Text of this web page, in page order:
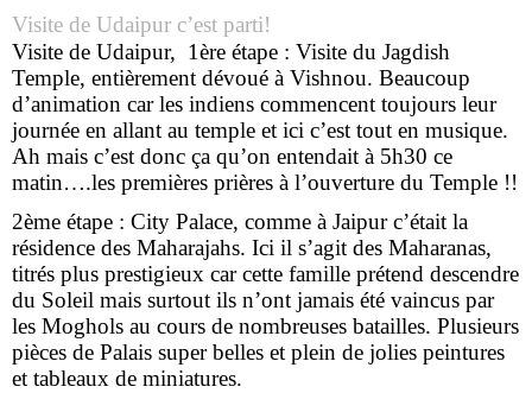
Visite de Udaipur c’est parti!
Visite de Udaipur, 1ère étape : Visite du Jagdish
Temple, entièrement dévoué à Vishnou. Beaucoup
d’animation car les indiens commencent toujours leur
journée en allant au temple et ici c’est tout en musique.
Ah mais c’est donc ça qu’on entendait à 5h30 ce
matin….les premières prières à l’ouverture du Temple !!
2ème étape : City Palace, comme à Jaipur c’était la
résidence des Maharajahs. Ici il s’agit des Maharanas,
titrés plus prestigieux car cette famille prétend descendre
du Soleil mais surtout ils n’ont jamais été vaincus par
les Moghols au cours de nombreuses batailles. Plusieurs
pièces de Palais super belles et plein de jolies peintures
et tableaux de miniatures.